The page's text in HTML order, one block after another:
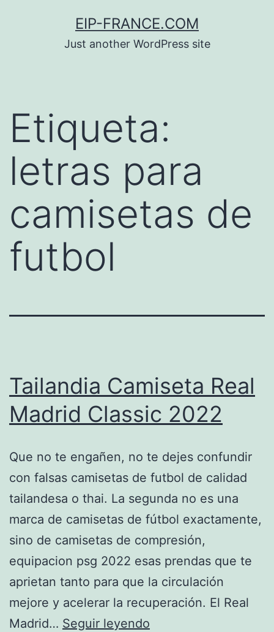
EIP-FRANCE.COM
Just another WordPress site
Etiqueta:
letras para
camisetas de
futbol
Tailandia Camiseta Real
Madrid Classic 2022
Que no te engañen, no te dejes confundir
con falsas camisetas de futbol de calidad
tailandesa o thai. La segunda no es una
marca de camisetas de fútbol exactamente,
sino de camisetas de compresión,
equipacion psg 2022 esas prendas que te
aprietan tanto para que la circulación
mejore y acelerar la recuperación. El Real
Madrid… Seguir leyendo